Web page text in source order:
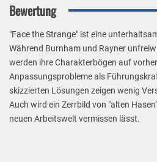
Bewertung
"Face the Strange" ist eine
Während Burnham und Rayner
werden ihre Charakterbögen auf
Anpassungsprobleme als
skizzierten Lösungen zeigen wenig
Auch wird ein Zerrbild von "alten
neuen Arbeitswelt vermissen lässt.